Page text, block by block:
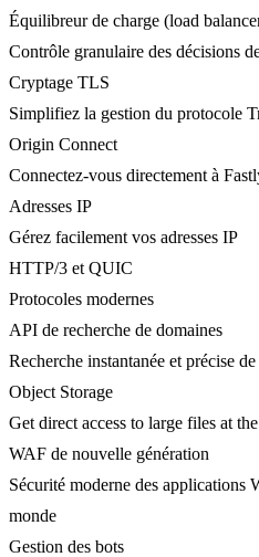
Équilibreur de charge (load
Contrôle granulaire des décisions
Cryptage TLS
Simplifiez la gestion du protocole
Origin Connect
Connectez-vous directement à
Adresses IP
Gérez facilement vos adresses IP
HTTP/3 et QUIC
Protocoles modernes
API de recherche de domaines
Recherche instantanée et précise
Object Storage
Get direct access to large files at
WAF de nouvelle génération
Sécurité moderne des applications
monde
Gestion des bots